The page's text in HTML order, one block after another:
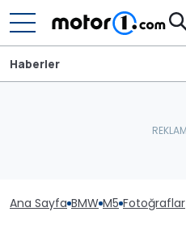
Haberler
Ana Sayfa BMW M5 Fotoğraflar